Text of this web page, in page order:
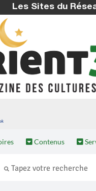
Les Sites du
Contenus